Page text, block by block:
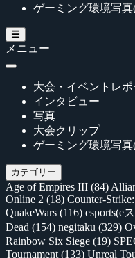
ゲーミング環境写真
メニュー
大会・イベントレポ
インタビュー
写真
大会クリップ
ゲーミング環境写真
カテゴリー
Age of Empires III (84)
Online 2 (18) Counter-
QuakeWars (116) esports(e
Dead (154) negitaku (329)
Rainbow Six Siege (19)
Tournament (133) Unreal